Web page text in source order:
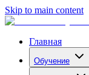
Skip to main content
Главная
Обучение